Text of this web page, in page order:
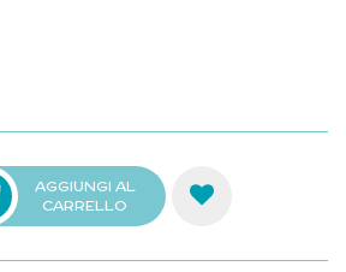
AGGIUNGI AL
CARRELLO